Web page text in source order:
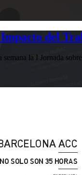
del
semana la I Jornada